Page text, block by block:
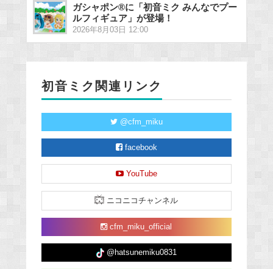
ガシャポン®に「初音ミク みんなでプー
ルフィギュア」が登場！
2026年8月03日 12:00
初音ミク関連リンク
@cfm_miku
facebook
YouTube
ニコニコチャンネル
cfm_miku_official
@hatsunemiku0831